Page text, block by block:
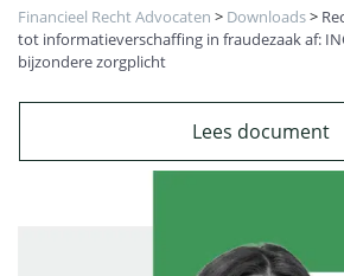
Financieel Recht Advocaten > Downloads>
tot informatieverschaffing in fraudezaak af:
bijzondere zorgplicht
Lees document